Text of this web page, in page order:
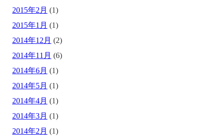
2015年2月 (1)
2015年1月 (1)
2014年12月 (2)
2014年11月 (6)
2014年6月 (1)
2014年5月 (1)
2014年4月 (1)
2014年3月 (1)
2014年2月 (1)